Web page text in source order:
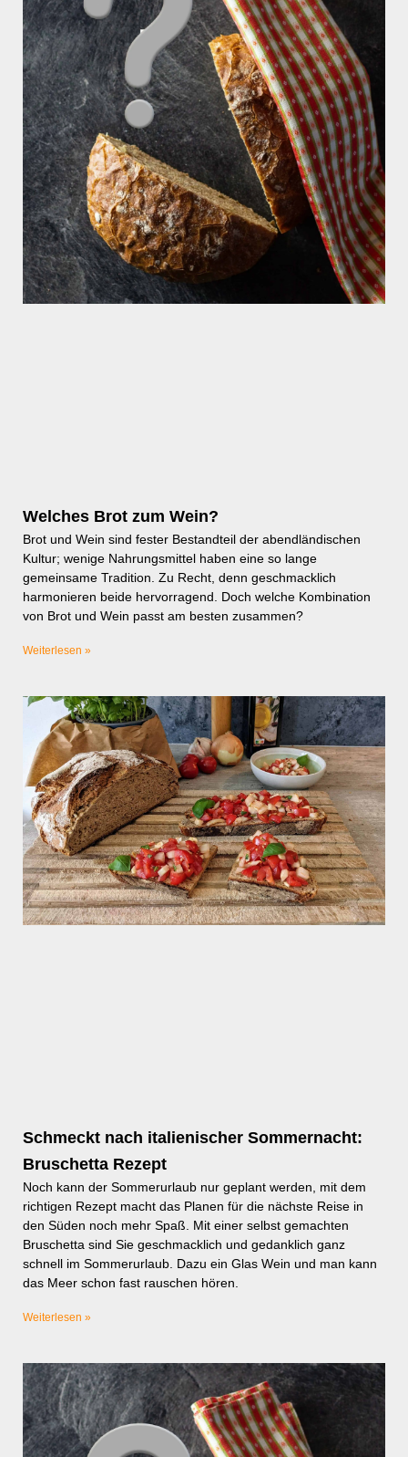
Welches Brot zum Wein?
Brot und Wein sind fester Bestandteil der abendländischen
Kultur; wenige Nahrungsmittel haben eine so lange
gemeinsame Tradition. Zu Recht, denn geschmacklich
harmonieren beide hervorragend. Doch welche Kombination
von Brot und Wein passt am besten zusammen?
Weiterlesen »
Schmeckt nach italienischer Sommernacht:
Bruschetta Rezept
Noch kann der Sommerurlaub nur geplant werden, mit dem
richtigen Rezept macht das Planen für die nächste Reise in
den Süden noch mehr Spaß. Mit einer selbst gemachten
Bruschetta sind Sie geschmacklich und gedanklich ganz
schnell im Sommerurlaub. Dazu ein Glas Wein und man kann
das Meer schon fast rauschen hören.
Weiterlesen »